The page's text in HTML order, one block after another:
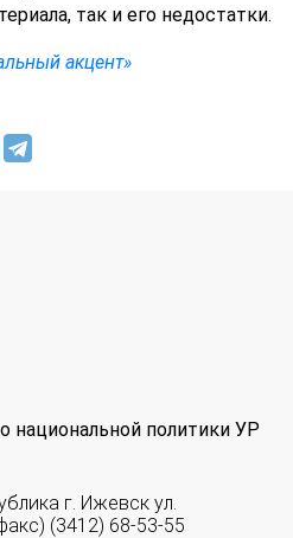
так и его недостатки.
акцент»
национальной политики УР
г. Ижевск ул.
(3412) 68-53-55